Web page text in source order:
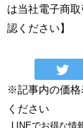
は当社電子商
認ください】
※記事内の価格
ください
LINEでお得な情